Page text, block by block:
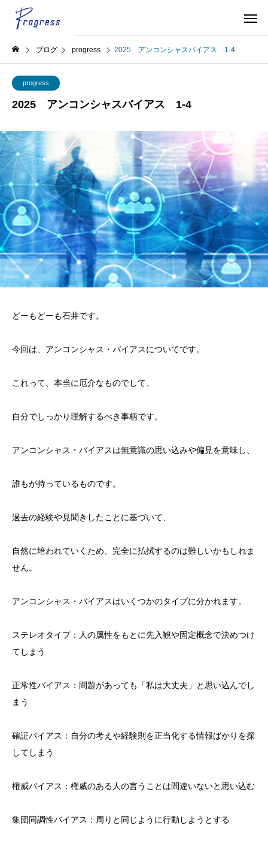
ブログ progress 2025 アンコンシャスバイアス 1-4
progress
2025 アンコンシャスバイアス 1-4
どーもどーも石井です。
今回は、アンコンシャス・バイアスについてです。
これって、本当に厄介なものでして、
自分でしっかり理解するべき事柄です。
アンコンシャス・バイアスは無意識の思い込みや偏見を意味し、
誰もが持っているものです。
過去の経験や見聞きしたことに基づいて、
自然に培われていくため、完全に払拭するのは難しいかもしれま
せん。
アンコンシャス・バイアスはいくつかのタイプに分かれます。
ステレオタイプ：人の属性をもとに先入観や固定概念で決めつけ
てしまう
正常性バイアス：問題があっても「私は大丈夫」と思い込んでし
まう
確証バイアス：自分の考えや経験則を正当化する情報ばかりを探
してしまう
権威バイアス：権威のある人の言うことは間違いないと思い込む
集団同調性バイアス：周りと同じように行動しようとする